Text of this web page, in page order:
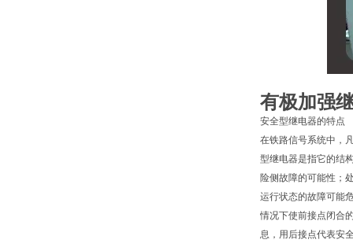
有极加强
安全型继电器的特点
在铁路信号系统中，
型继电器是指它的结
险侧故障的可能性；
运行状态的故障可能
情况下使前接点闭合
息，用后接点代表安